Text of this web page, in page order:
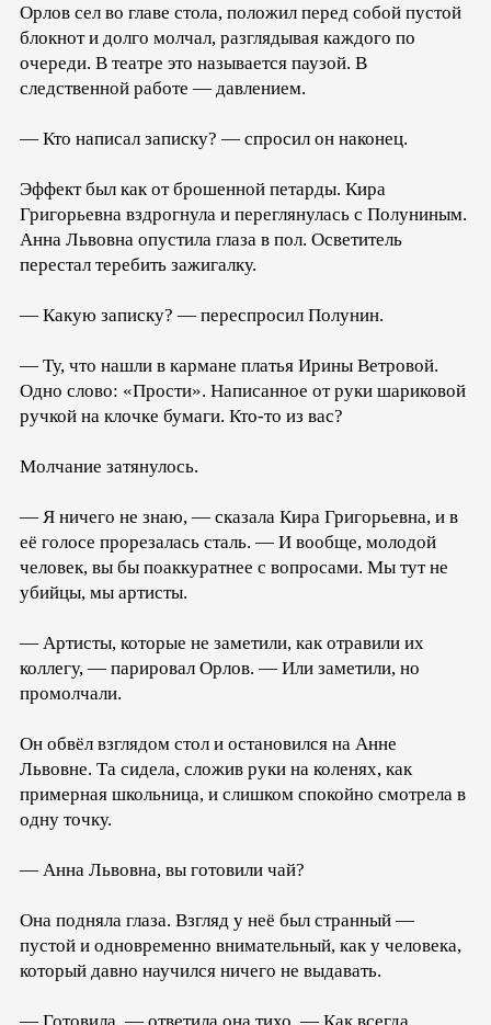
Орлов сел во главе стола, положил перед собой пустой
блокнот и долго молчал, разглядывая каждого по
очереди. В театре это называется паузой. В
следственной работе — давлением.
— Кто написал записку? — спросил он наконец.
Эффект был как от брошенной петарды. Кира
Григорьевна вздрогнула и переглянулась с Полуниным.
Анна Львовна опустила глаза в пол. Осветитель
перестал теребить зажигалку.
— Какую записку? — переспросил Полунин.
— Ту, что нашли в кармане платья Ирины Ветровой.
Одно слово: «Прости». Написанное от руки шариковой
ручкой на клочке бумаги. Кто-то из вас?
Молчание затянулось.
— Я ничего не знаю, — сказала Кира Григорьевна, и в
её голосе прорезалась сталь. — И вообще, молодой
человек, вы бы поаккуратнее с вопросами. Мы тут не
убийцы, мы артисты.
— Артисты, которые не заметили, как отравили их
коллегу, — парировал Орлов. — Или заметили, но
промолчали.
Он обвёл взглядом стол и остановился на Анне
Львовне. Та сидела, сложив руки на коленях, как
примерная школьница, и слишком спокойно смотрела в
одну точку.
— Анна Львовна, вы готовили чай?
Она подняла глаза. Взгляд у неё был странный —
пустой и одновременно внимательный, как у человека,
который давно научился ничего не выдавать.
— Готовила, — ответила она тихо. — Как всегда.